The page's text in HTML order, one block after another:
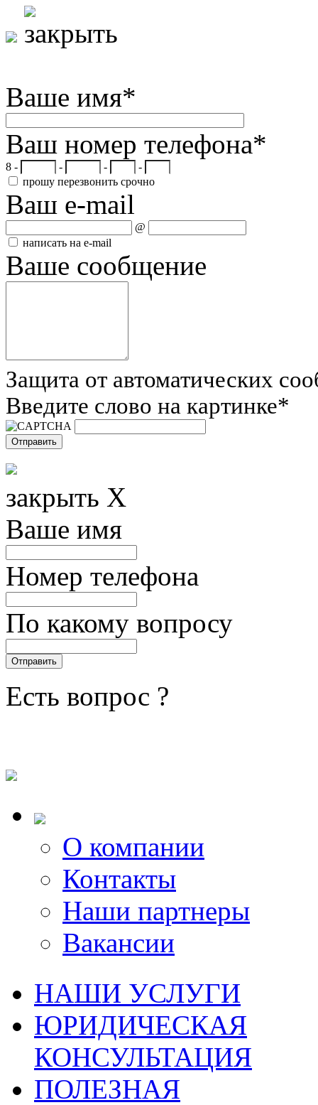
Ваше имя*
Ваш номер телефона*
8 - - -
-
прошу перезвонить срочно
Ваш e-mail
@
написать на e-mail
Ваше сообщение
Защита от автоматических
Введите слово на картинке*
закрыть X
Ваше имя
Номер телефона
По какому вопросу
Есть вопрос ?
О компании
Контакты
Наши партнеры
Вакансии
НАШИ УСЛУГИ
ЮРИДИЧЕСКАЯ
КОНСУЛЬТАЦИЯ
ПОЛЕЗНАЯ